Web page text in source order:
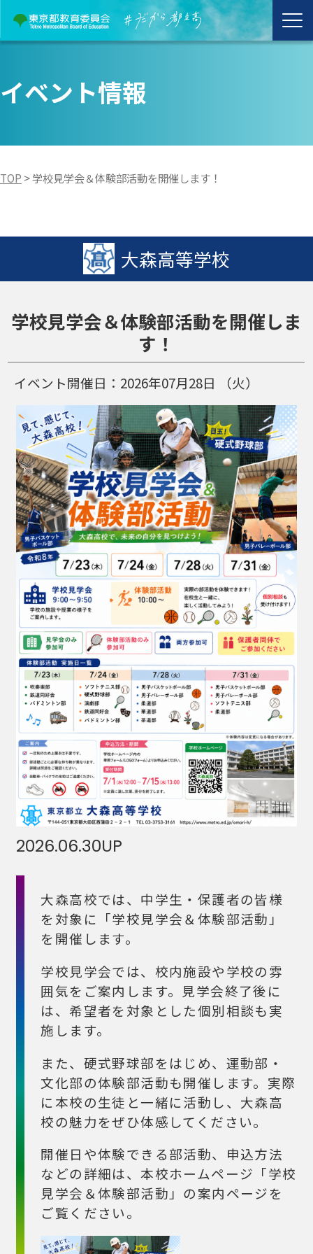
イベント情報
TOP >学校見学会＆体験部活動を開催します！
大森高等学校
学校見学会＆体験部活動を開催しま
す！
イベント開催日： 2026年07月28日 （火）
2026.06.30UP
大森高校では、中学生・保護者の皆様
を対象に「学校見学会＆体験部活動」
を開催します。
学校見学会では、校内施設や学校の雰
囲気をご案内します。見学会終了後に
は、希望者を対象とした個別相談も実
施します。
また、硬式野球部をはじめ、運動部・
文化部の体験部活動も開催します。実際
に本校の生徒と一緒に活動し、大森高
校の魅力をぜひ体感してください。
開催日や体験できる部活動、申込方法
などの詳細は、本校ホームページ「学校
見学会＆体験部活動」の案内ページを
ご覧ください。